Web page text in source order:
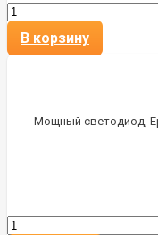
В корзину
Мощный светодиод,